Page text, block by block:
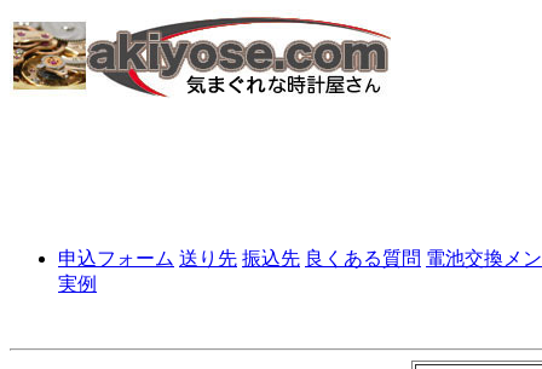
申込フォーム 送り先 振込先 良くある質問 電池交換メ
実例